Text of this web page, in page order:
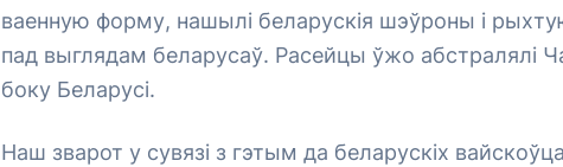
ваенную форму, нашылі беларускія шэўроны і
пад выглядам беларусаў. Расейцы ўжо абстралялі
боку Беларусі.
Наш зварот у сувязі з гэтым да беларускіх